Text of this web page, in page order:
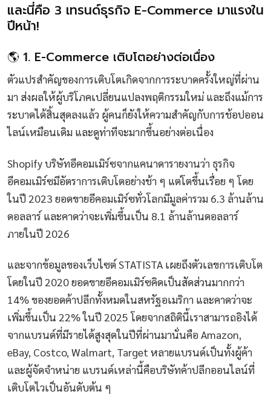
และนี่คือ 3 เทรนด์ธุรกิจ E-Commerce มาแรงใน
ปีหน้า!
🌎 1. E-Commerce เติบโตอย่างต่อเนื่อง
ตัวแปรสำคัญของการเติบโตเกิดจากการระบาดครั้งใหญ่ที่ผ่าน
มา ส่งผลให้ผู้บริโภคเปลี่ยนแปลงพฤติกรรมใหม่ และถึงแม้การ
ระบาดได้สิ้นสุดลงแล้ว ผู้คนก็ยังให้ความสำคัญกับการช้อปออน
ไลน์เหมือนเดิม และดูท่าทีจะมากขึ้นอย่างต่อเนื่อง
Shopify บริษัทอีคอมเมิร์ซจากแคนาดารายงานว่า ธุรกิจ
อีคอมเมิร์ซมีอัตราการเติบโตอย่างช้า ๆ แต่โตขึ้นเรื่อย ๆ โดย
ในปี 2023 ยอดขายอีคอมเมิร์ซทั่วโลกมีมูลค่ารวม 6.3 ล้านล้าน
ดอลลาร์ และคาดว่าจะเพิ่มขึ้นเป็น 8.1 ล้านล้านดอลลาร์
ภายในปี 2026
และจากข้อมูลของเว็บไซต์ STATISTA เผยถึงตัวเลขการเติบโต
โดยในปี 2020 ยอดขายอีคอมเมิร์ซคิดเป็นสัดส่วนมากกว่า
14% ของยอดค้าปลีกทั้งหมดในสหรัฐอเมริกา และคาดว่าจะ
เพิ่มขึ้นเป็น 22% ในปี 2025 โดยจากสถิตินี้เราสามารถอิงได้
จากแบรนด์ที่มีรายได้สูงสุดในปีที่ผ่านมานั่นคือ Amazon,
eBay, Costco, Walmart, Target หลายแบรนด์เป็นทั้งผู้ค้า
และผู้จัดจำหน่าย แบรนด์เหล่านี้คือบริษัทค้าปลีกออนไลน์ที่
เติบโตไวเป็นอันดับต้น ๆ